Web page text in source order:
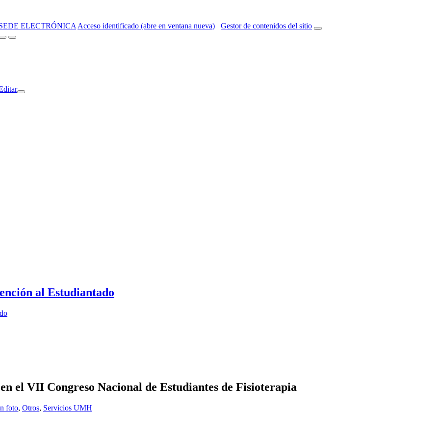
ELECTRÓNICA Acceso identificado (abre en ventana nueva) Gestor de contenidos del sitio
al Estudiantado
el VII Congreso Nacional de Estudiantes de Fisioterapia
foto, Otros, Servicios UMH